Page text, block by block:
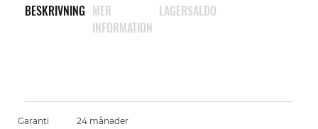
BESKRIVNING MER
INFORMATION
LAGERSALDO
Garanti
24 månader